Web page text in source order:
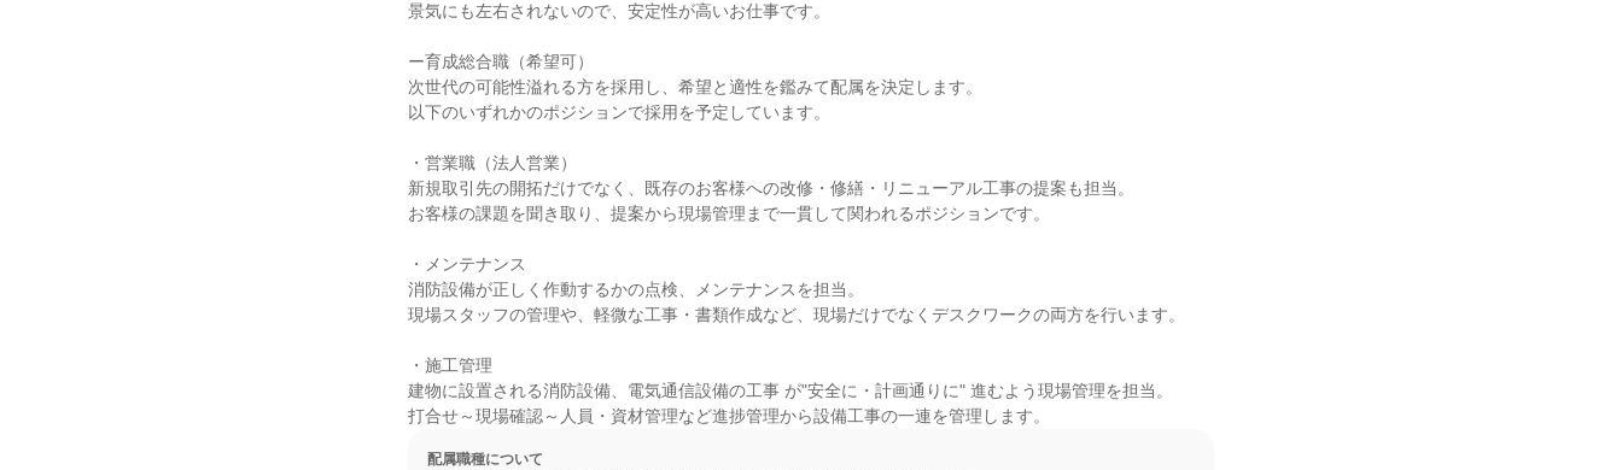
景気にも左右されないので、安定性が高いお仕事です。
ー育成総合職（希望可）
次世代の可能性溢れる方を採用し、希望と適性を鑑みて配属を決定します。
以下のいずれかのポジションで採用を予定しています。
・営業職（法人営業）
新規取引先の開拓だけでなく、既存のお客様への改修・修繕・リニューアル工事の提案も担当。
お客様の課題を聞き取り、提案から現場管理まで一貫して関われるポジションです。
・メンテナンス
消防設備が正しく作動するかの点検、メンテナンスを担当。
現場スタッフの管理や、軽微な工事・書類作成など、現場だけでなくデスクワークの両方を行います。
・施工管理
建物に設置される消防設備、電気通信設備の工事 が"安全に・計画通りに" 進むよう現場管理を担当。
打合せ～現場確認～人員・資材管理など進捗管理から設備工事の一連を管理します。
配属職種について